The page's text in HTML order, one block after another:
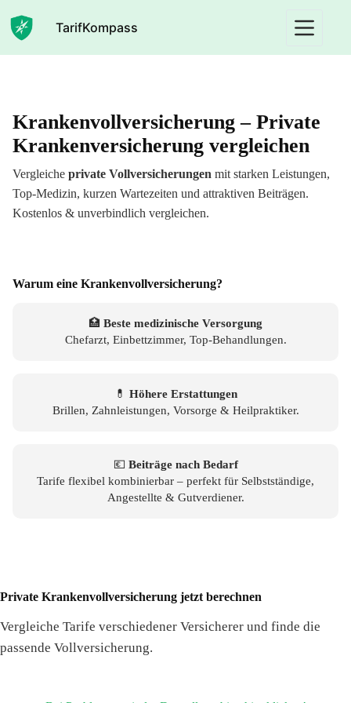
Inhalt
springen
TarifKompass
Krankenvollversicherung – Private
Krankenversicherung vergleichen
Vergleiche private Vollversicherungen mit starken Leistungen,
Top-Medizin, kurzen Wartezeiten und attraktiven Beiträgen.
Kostenlos & unverbindlich vergleichen.
Warum eine Krankenvollversicherung?
🏥 Beste medizinische Versorgung
Chefarzt, Einbettzimmer, Top-Behandlungen.
💊 Höhere Erstattungen
Brillen, Zahnleistungen, Vorsorge & Heilpraktiker.
💶 Beiträge nach Bedarf
Tarife flexibel kombinierbar – perfekt für Selbstständige,
Angestellte & Gutverdiener.
Private Krankenvollversicherung jetzt berechnen
Vergleiche Tarife verschiedener Versicherer und finde die
passende Vollversicherung.